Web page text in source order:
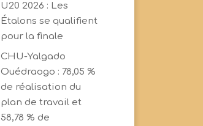
U20 2026 : Les
Étalons se qualifient
pour la finale
CHU-Yalgado
Ouédraogo : 78,05 %
de réalisation du
plan de travail et
58,78 % de